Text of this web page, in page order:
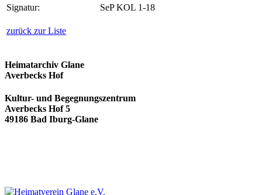
Signatur:
SeP KOL 1-18
zurück zur Liste
Heimatarchiv Glane
Averbecks Hof
Kultur- und Begegnungszentrum
Averbecks Hof 5
49186 Bad Iburg-Glane